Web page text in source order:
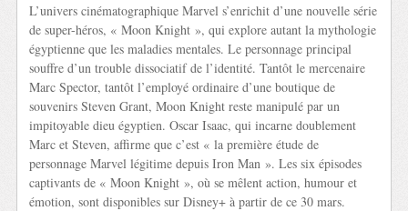
L’univers cinématographique Marvel s’enrichit d’une nouvelle série
de super-héros, « Moon Knight », qui explore autant la mythologie
égyptienne que les maladies mentales. Le personnage principal
souffre d’un trouble dissociatif de l’identité. Tantôt le mercenaire
Marc Spector, tantôt l’employé ordinaire d’une boutique de
souvenirs Steven Grant, Moon Knight reste manipulé par un
impitoyable dieu égyptien. Oscar Isaac, qui incarne doublement
Marc et Steven, affirme que c’est « la première étude de
personnage Marvel légitime depuis Iron Man ». Les six épisodes
captivants de « Moon Knight », où se mêlent action, humour et
émotion, sont disponibles sur Disney+ à partir de ce 30 mars.